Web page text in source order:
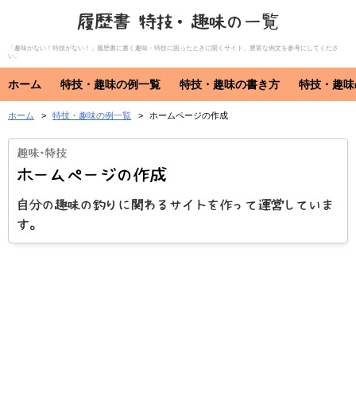
履歴書 特技・趣味の一覧
「趣味がない！特技がない！」履歴書に書く趣味・特技に困ったときに開くサイト。豊富な例文を参考にしてくださ
い。
ホーム 特技・趣味の例一覧
特技・趣味
資格・免許
特技・趣味の書き方
特技
趣味
資格・免許
特技・趣
ホーム 特技・趣味の例一覧 ホームページの作成
ホームページの作成
自分の趣味の釣りに関わるサイトを作って運営していま
す。